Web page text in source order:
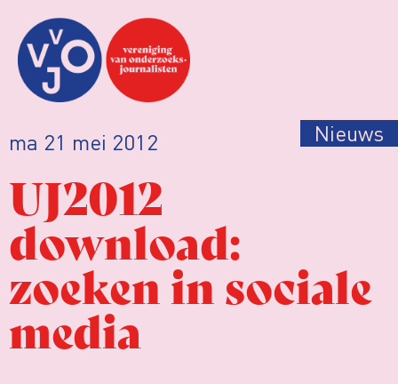
ma 21 mei 2012 Nieuws
UJ2012
download:
zoeken in sociale
media